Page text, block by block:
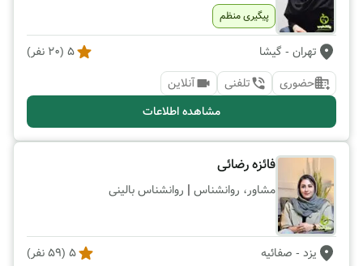
پیگیری منظم
تهران - گیشا 5
(
20 نفر)
حضوری
تلفنی
آنلاین
مشاهده اطلاعات
فائزه رضائی
مشاور، روانشناس | روانشناس بالینی
یزد - صفائیه 5
(
59نفر)